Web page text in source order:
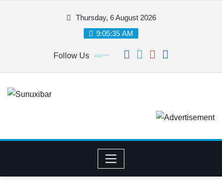
Thursday, 6 August 2026
9:05:35 AM
Follow Us